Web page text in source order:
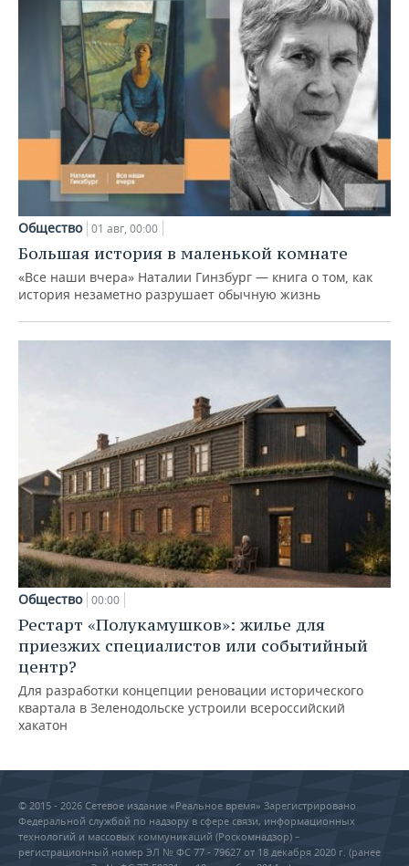
Общество 01 авг, 00:00
Большая история в маленькой комнате
«Все наши вчера» Наталии Гинзбург — книга о том, как
история незаметно разрушает обычную жизнь
Общество 00:00
Рестарт «Полукамушков»: жилье для
приезжих специалистов или событийный
центр?
Для разработки концепции реновации исторического
квартала в Зеленодольске устроили всероссийский
хакатон
© 2015 - 2026 Сетевое издание «Реальное время» Зарегистрировано
Федеральной службой по надзору в сфере связи, информационных
технологий и массовых коммуникаций (Роскомнадзор) –
регистрационный номер ЭЛ № ФС 77 - 79627 от 18 декабря 2020 г. (ранее